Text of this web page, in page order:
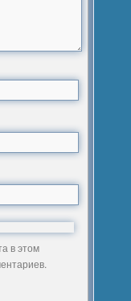
в этом